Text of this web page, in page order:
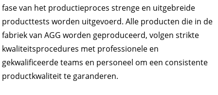
fase van het productieproces strenge en uitgebreide
producttests worden uitgevoerd. Alle producten die in de
fabriek van AGG worden geproduceerd, volgen strikte
kwaliteitsprocedures met professionele en
gekwalificeerde teams en personeel om een ​​consistente
productkwaliteit te garanderen.